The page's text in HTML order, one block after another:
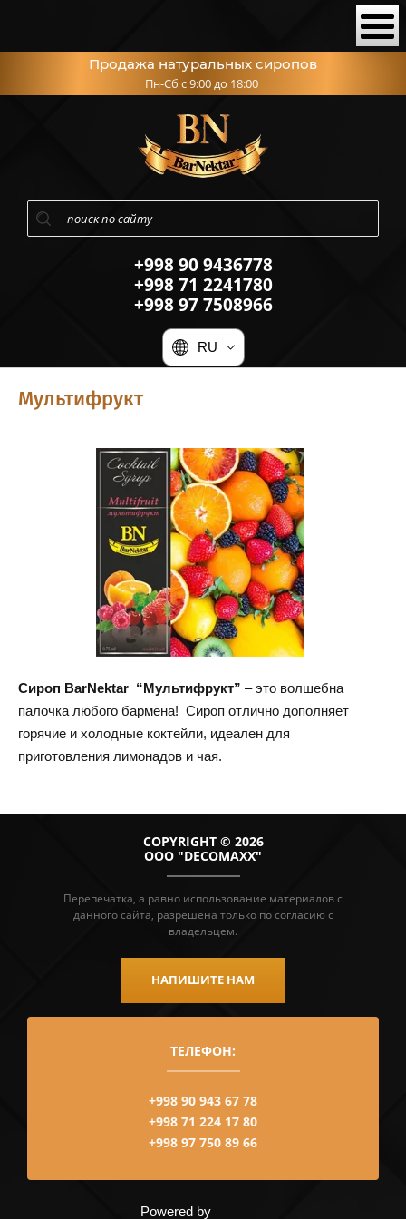
Продажа натуральных сиропов
Пн-Сб с 9:00 до 18:00
+998 90 9436778
+998 71 2241780
+998 97 7508966
RU
Мультифрукт
Сироп BarNektar “Мультифрукт” – это волшебна
палочка любого бармена! Сироп отлично дополняет
горячие и холодные коктейли, идеален для
приготовления лимонадов и чая.
COPYRIGHT © 2026
ООО "DECOMAXX"
Перепечатка, а равно использование материалов с
данного сайта, разрешена только по согласию с
владельцем.
НАПИШИТЕ НАМ
ТЕЛЕФОН:
+998 90 943 67 78
+998 71 224 17 80
+998 97 750 89 66
Powered by